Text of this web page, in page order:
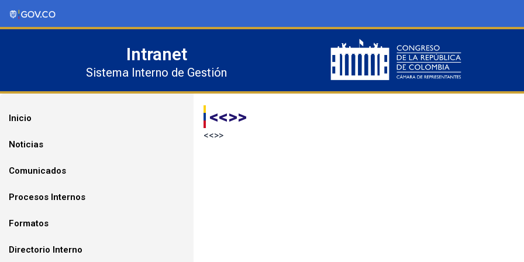
Intranet
Sistema Interno de Gestión
Inicio
Noticias
Comunicados
Procesos Internos
Formatos
Directorio Interno
<<>>
<<>>